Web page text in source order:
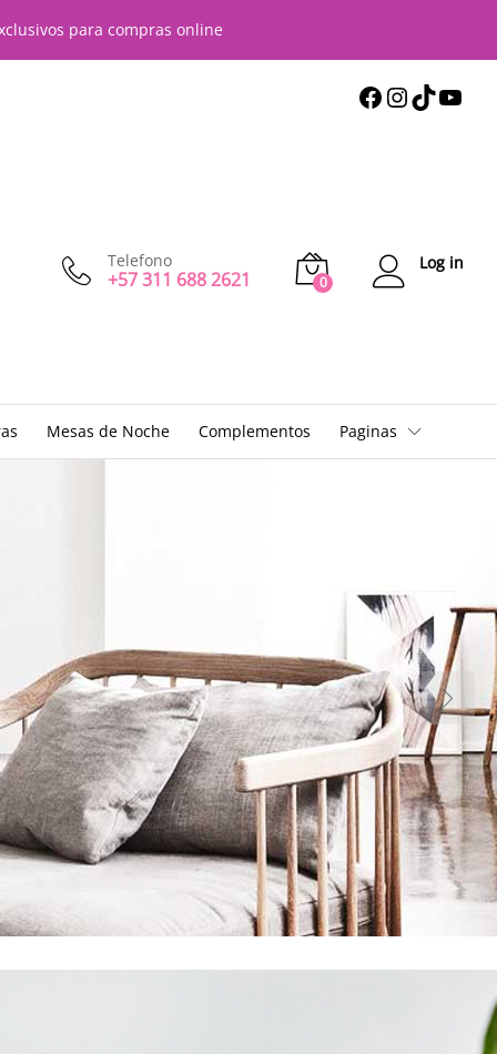
para compras online
Telefono
+57 311 688 2621 0
Log in
Mesas de Noche Complementos Paginas